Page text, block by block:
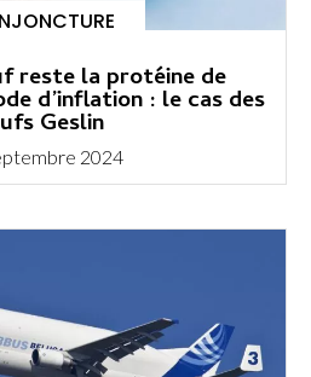
reste la protéine de
d’inflation : le cas des
Geslin
2024